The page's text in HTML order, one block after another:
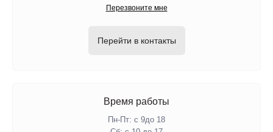
Перезвоните мне
Перейти в контакты
Время работы
Пн-Пт: с 9до 18